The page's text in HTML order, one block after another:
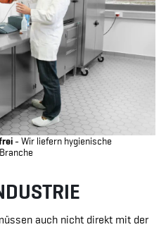
- Wir liefern hygienische
auch nicht direkt mit der